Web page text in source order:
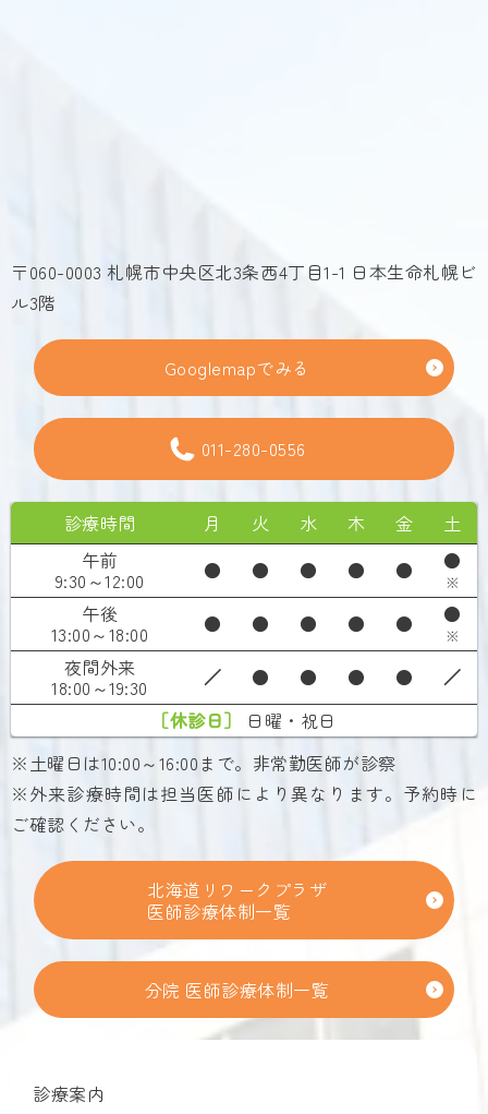
〒060-0003 札幌市中央区北3条西4丁目1-1 日本生命札幌ビ
ル3階
Googlemapでみる
011-280-0556
診療時間 月 火 水 木 金
土
午前
9:30～12:00 ● ● ● ● ● ●
※
午後
13:00～18:00 ● ● ● ● ● ●
※
夜間外来
18:00～19:30 ／ ● ● ● ●
／
［休診日］
日曜・祝日
※土曜日は10:00～16:00まで。非常勤医師が診察
※外来診療時間は担当医師により異なります。予約時に
ご確認ください。
北海道リワークプラザ
医師診療体制一覧
分院 医師診療体制一覧
診療案内